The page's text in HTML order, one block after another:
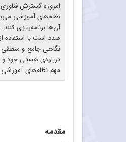
امروزه گسترش
نظام‌های آموزشی
آن‌ها برنامه‌‌ریزی
صدد است با استفاده
نگاهی جامع و منطقی
درباره‌ی هستی خود
مهم نظام‌های
مقدمه